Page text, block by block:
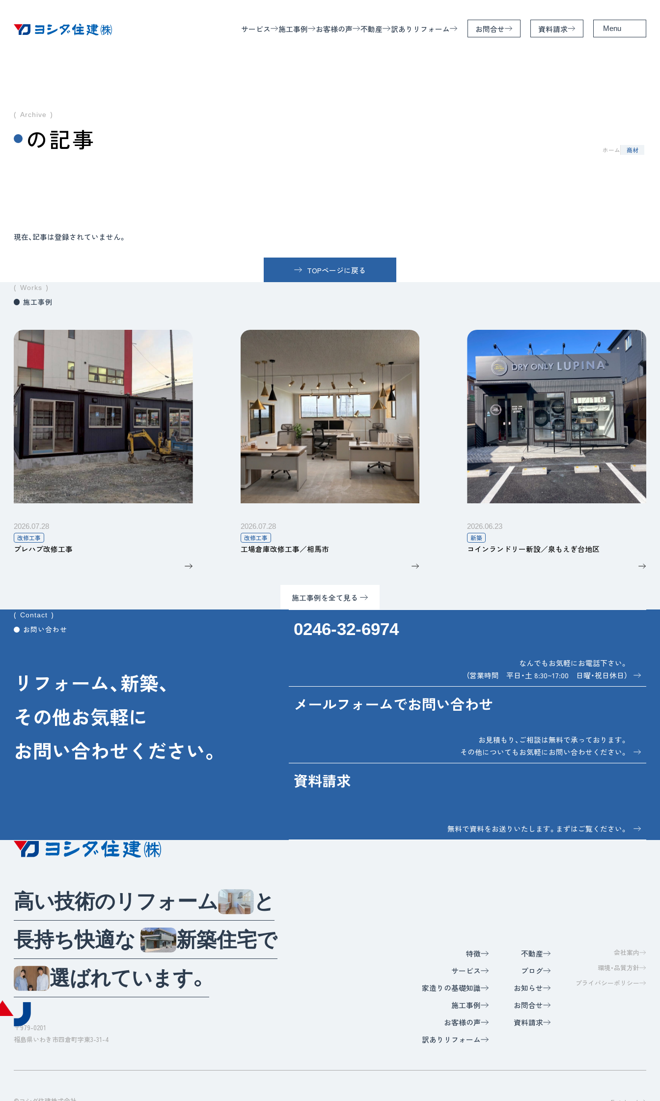
サービス 施工事例 お客様の声 不動産 訳ありリフォーム
Archive
の記事 ホーム 商材
現在、記事は登録されていません。
TOPページに戻る
Works
施工事例
2026.07.28
改修工事
プレハブ改修工事
2026.07.28
改修工事
工場倉庫改修工事／相馬市
2026.06.23
新築
コインランドリー新設／泉もえぎ台地区
施工事例を全て見る
Contact
お問い合わせ
リフォーム、新築、
その他お気軽に
お問い合わせください。
0246-32-6974
なんでもお気軽にお電話下さい。
（営業時間 平日・土 8:30~17:00 日曜・祝日休日）
メールフォームでお問い合わせ
お見積もり、ご相談は無料で承っております。
その他についてもお気軽にお問い合わせください。
資料請求
無料で資料をお送りいたします。まずはご覧ください。
特徴
サービス
家造りの基礎知識
施工事例
お客様の声
訳ありリフォーム
不動産
ブログ
お知らせ
お問合せ
資料請求
会社案内
環境・品質方針
プライバシーポリシー
高い技術の リ フォーム
と
長持ち快適な 新築住宅で
選ばれています。
〒979-0201
福島県いわき市四倉町字東3-31-4
お問合せ 資料請求 Menu
会社案内
環境・品質方針
プライバシーポリシー
Facebook
Instagram
〒979-0201
福島県いわき市四倉町字東3-31-4
©ヨシダ住建株式会社